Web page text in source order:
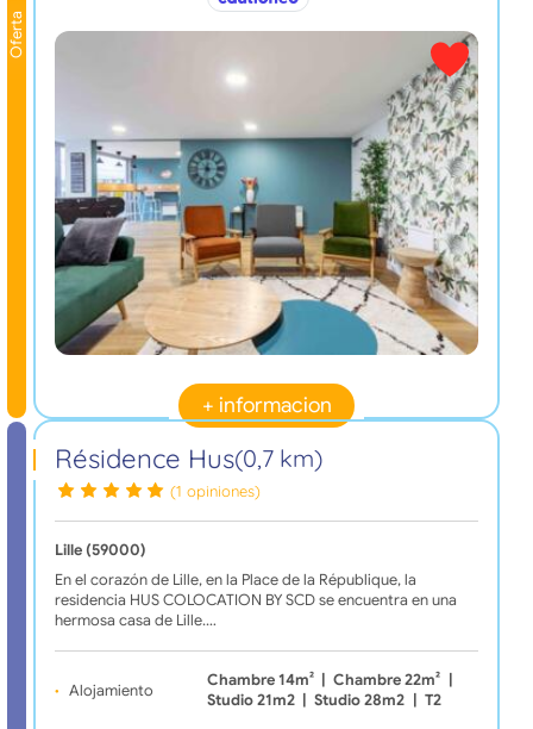
Oferta
+ informacion
Résidence Hus(0,7 km)
(1 opiniones)
Lille (59000)
En el corazón de Lille, en la Place de la République, la
residencia HUS COLOCATION BY SCD se encuentra en una
hermosa casa de Lille.…
Alojamiento
Chambre 14m² Chambre 22m²
Studio 21m2
Studio 28m2 T2